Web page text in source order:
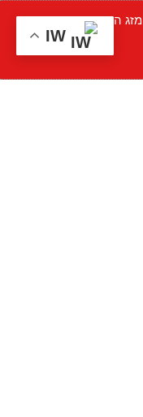
מזג האוויר תרבות
IW